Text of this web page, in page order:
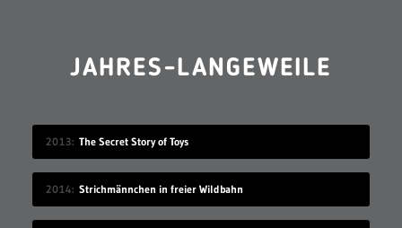
JAHRES-LANGEWEILE
2013 The Secret Story of Toys
2014 Strichmännchen in freier Wildbahn